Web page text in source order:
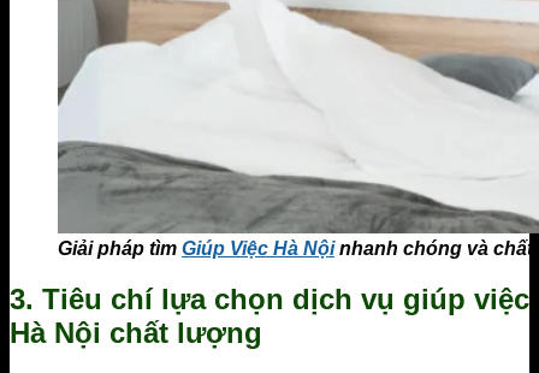
Giải pháp tìm Giúp Việc Hà Nộinhanh chóng và chất
3. Tiêu chí lựa chọn dịch vụ giúp việc
Hà Nội chất lượng